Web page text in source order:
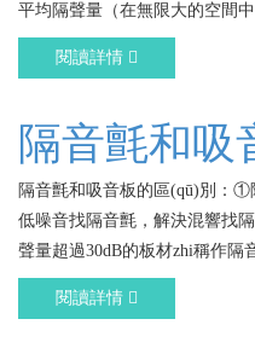
平均隔聲量（在無限大的空間
閱讀詳情
隔音氈和吸
隔音氈和吸音板的區(qū)別：①隔
低噪音找隔音氈，解決混響找隔音
聲量超過30dB的板材zhi稱作隔音
閱讀詳情